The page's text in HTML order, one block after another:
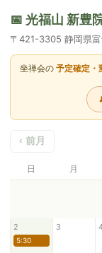
📅 光福山 新豊
〒421-3305 静岡県
坐禅会の 予定確定・
‹ 前月
日 月
2
5:30
3